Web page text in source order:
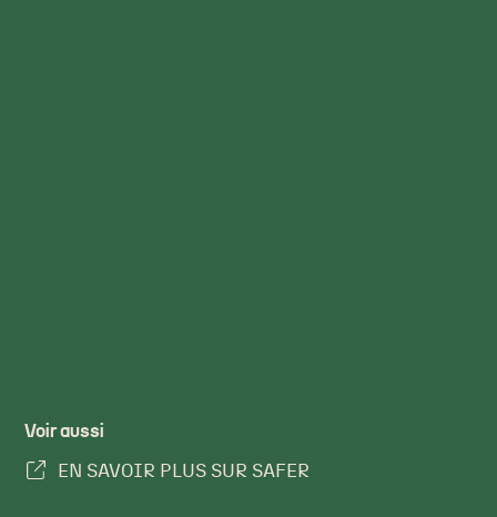
Voir aussi
EN SAVOIR PLUS SUR SAFER